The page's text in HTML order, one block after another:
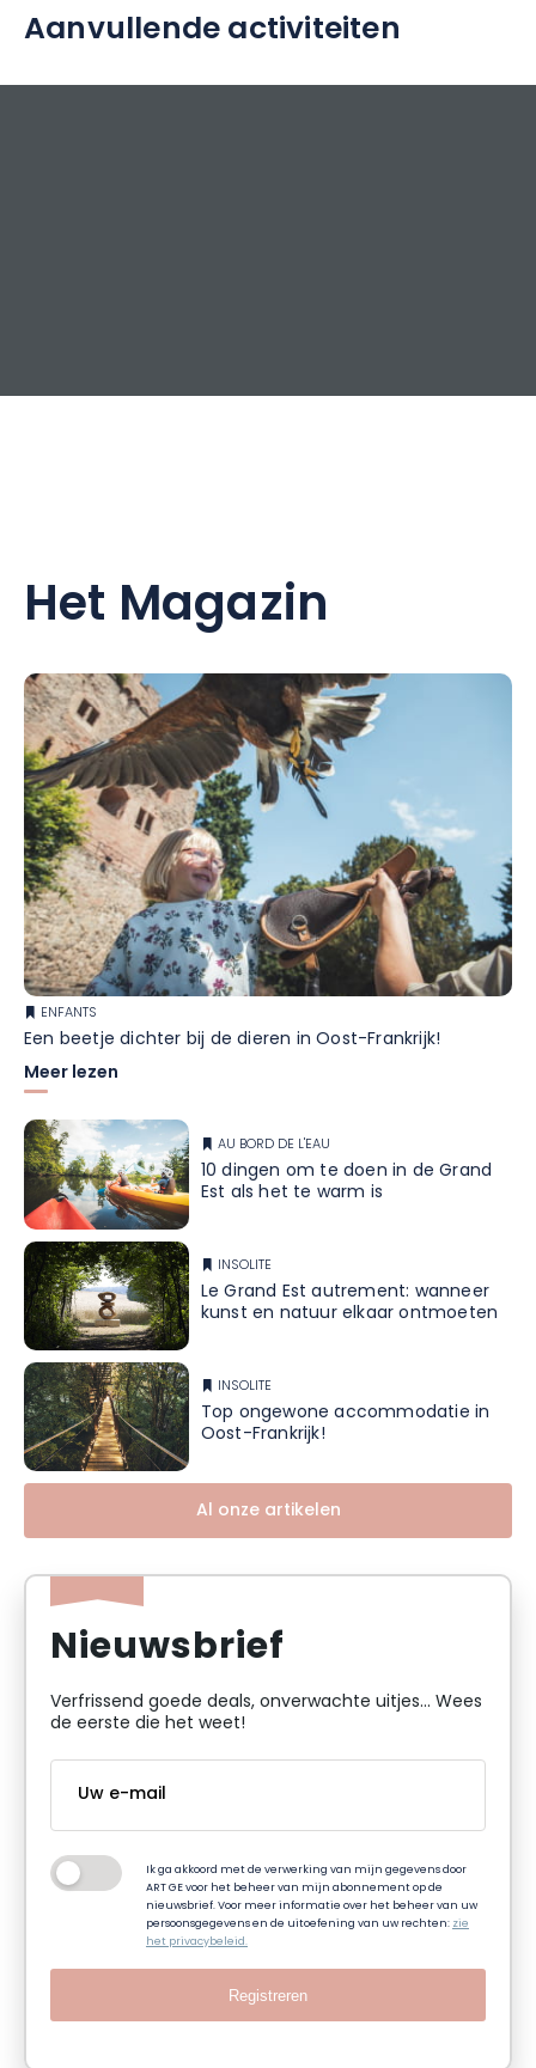
Aanvullende activiteiten
Het Magazin
ENFANTS
Een beetje dichter bij de dieren in Oost-Frankrijk!
Meer lezen
AU BORD DE L'EAU
10 dingen om te doen in de Grand
Est als het te warm is
INSOLITE
Le Grand Est autrement: wanneer
kunst en natuur elkaar ontmoeten
INSOLITE
Top ongewone accommodatie in
Oost-Frankrijk!
Al onze artikelen
Nieuwsbrief
Verfrissend goede deals, onverwachte uitjes... Wees
de eerste die het weet!
Ik ga akkoord met de verwerking van mijn gegevens door
ART GE voor het beheer van mijn abonnement op de
nieuwsbrief. Voor meer informatie over het beheer van uw
persoonsgegevens en de uitoefening van uw rechten:zie
het privacybeleid.
Registreren